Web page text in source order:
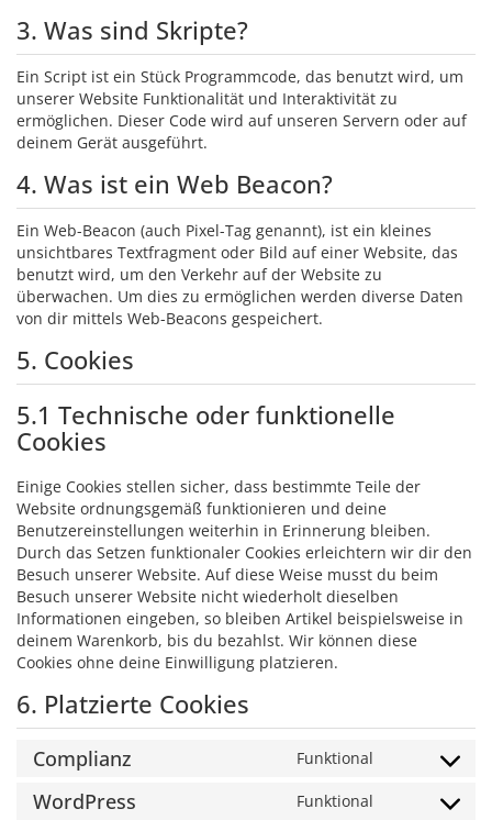
3. Was sind Skripte?
Ein Script ist ein Stück Programmcode, das benutzt wird, um
unserer Website Funktionalität und Interaktivität zu
ermöglichen. Dieser Code wird auf unseren Servern oder auf
deinem Gerät ausgeführt.
4. Was ist ein Web Beacon?
Ein Web-Beacon (auch Pixel-Tag genannt), ist ein kleines
unsichtbares Textfragment oder Bild auf einer Website, das
benutzt wird, um den Verkehr auf der Website zu
überwachen. Um dies zu ermöglichen werden diverse Daten
von dir mittels Web-Beacons gespeichert.
5. Cookies
5.1 Technische oder funktionelle
Cookies
Einige Cookies stellen sicher, dass bestimmte Teile der
Website ordnungsgemäß funktionieren und deine
Benutzereinstellungen weiterhin in Erinnerung bleiben.
Durch das Setzen funktionaler Cookies erleichtern wir dir den
Besuch unserer Website. Auf diese Weise musst du beim
Besuch unserer Website nicht wiederholt dieselben
Informationen eingeben, so bleiben Artikel beispielsweise in
deinem Warenkorb, bis du bezahlst. Wir können diese
Cookies ohne deine Einwilligung platzieren.
6. Platzierte Cookies
Complianz Funktional
Consent
WordPress Funktional
Consent